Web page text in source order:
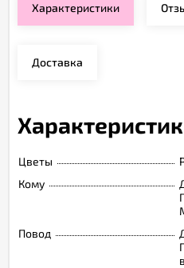
Характеристики
Доставка
Цветы
Кому
Повод